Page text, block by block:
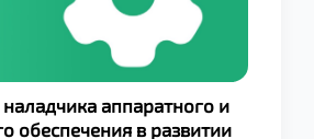
аппаратного и
обеспечения в развитии